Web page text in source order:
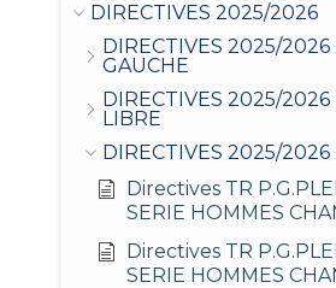
DIRECTIVES 2025/2026
DIRECTIVES 2025/2026
GAUCHE
DIRECTIVES 2025/2026
LIBRE
DIRECTIVES 2025/
Directives TR
SERIE HOMMES
Directives TR
SERIE HOMMES